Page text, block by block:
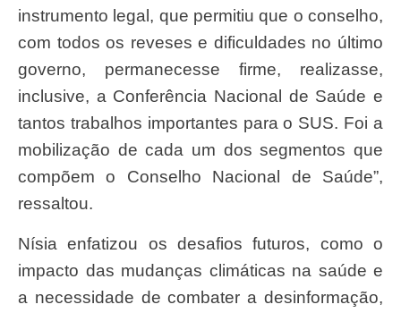
instrumento legal, que permitiu que o conselho,
com todos os reveses e dificuldades no último
governo, permanecesse firme, realizasse,
inclusive, a Conferência Nacional de Saúde e
tantos trabalhos importantes para o SUS. Foi a
mobilização de cada um dos segmentos que
compõem o Conselho Nacional de Saúde”,
ressaltou.
Nísia enfatizou os desafios futuros, como o
impacto das mudanças climáticas na saúde e
a necessidade de combater a desinformação,